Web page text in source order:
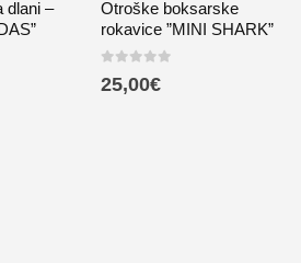
dlani –
Otroške boksarske
rokavice ”MINI SHARK”
25,00€